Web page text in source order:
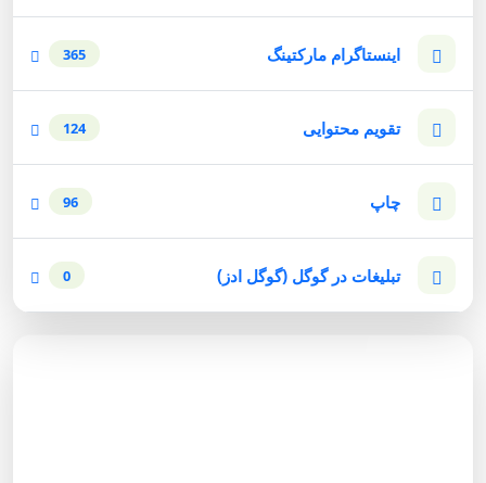
اینستاگرام مارکتینگ 365
تقویم محتوایی 124
چاپ 96
تبلیغات در گوگل (گوگل ادز) 0